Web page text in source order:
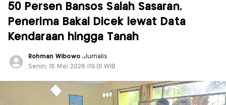
50 Persen Bansos Salah Sasaran,
Penerima Bakal Dicek lewat Data
Kendaraan hingga Tanah
Rohman Wibowo ,Jurnalis
Senin, 18 Mei 2026 |19:01 WIB